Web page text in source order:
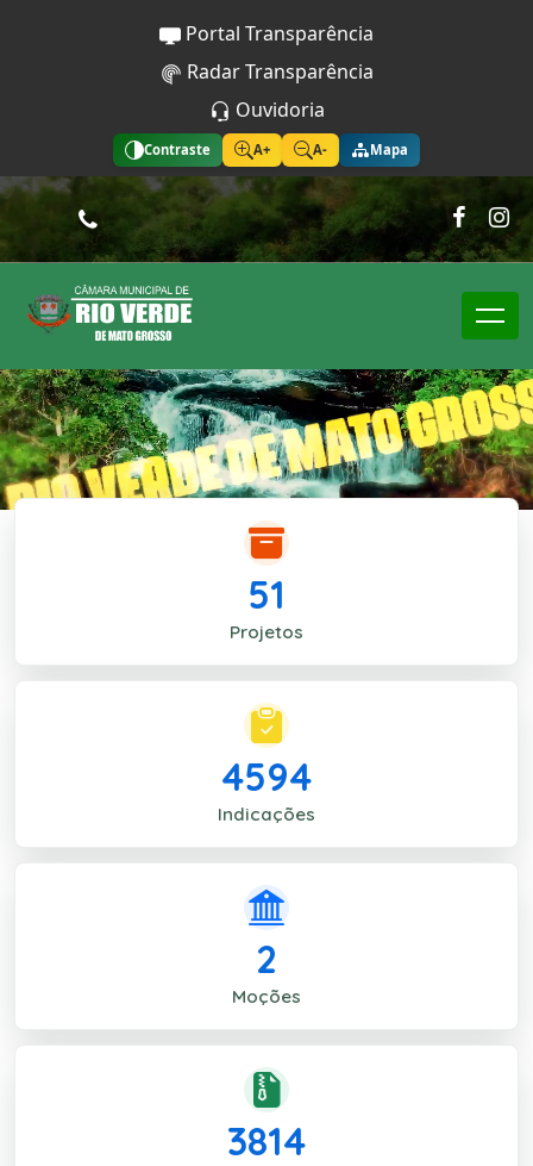
Portal Transparência
Radar Transparência
Ouvidoria
Contraste A+ A- Mapa
51
Projetos
4594
Indicações
2
Moções
3814